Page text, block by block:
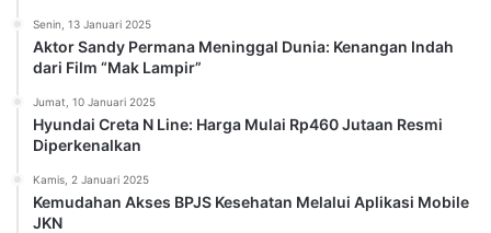
Senin, 13 Januari 2025
Aktor Sandy Permana Meninggal Dunia: Kenangan Indah
dari Film “Mak Lampir”
Jumat, 10 Januari 2025
Hyundai Creta N Line: Harga Mulai Rp460 Jutaan Resmi
Diperkenalkan
Kamis, 2 Januari 2025
Kemudahan Akses BPJS Kesehatan Melalui Aplikasi Mobile
JKN